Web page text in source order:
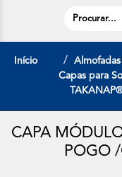
Início
Capas para
CAPA
POGO